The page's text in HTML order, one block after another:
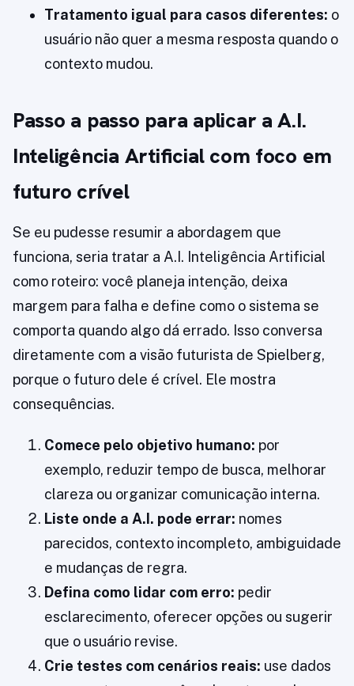
Tratamento igual para casos diferentes: o
usuário não quer a mesma resposta quando o
contexto mudou.
Passo a passo para aplicar a A.I.
Inteligência Artificial com foco em
futuro crível
Se eu pudesse resumir a abordagem que
funciona, seria tratar a A.I. Inteligência Artificial
como roteiro: você planeja intenção, deixa
margem para falha e define como o sistema se
comporta quando algo dá errado. Isso conversa
diretamente com a visão futurista de Spielberg,
porque o futuro dele é crível. Ele mostra
consequências.
Comece pelo objetivo humano: por
exemplo, reduzir tempo de busca, melhorar
clareza ou organizar comunicação interna.
Liste onde a A.I. pode errar: nomes
parecidos, contexto incompleto, ambiguidade
e mudanças de regra.
Defina como lidar com erro: pedir
esclarecimento, oferecer opções ou sugerir
que o usuário revise.
Crie testes com cenários reais: use dados